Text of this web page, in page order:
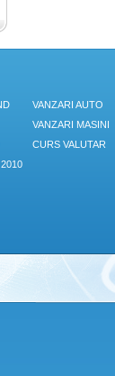
VANZARI AUTO
VANZARI MASINI
CURS VALUTAR